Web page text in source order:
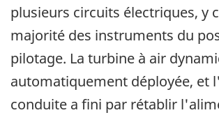
plusieurs circuits électriques, y
majorité des instruments du
pilotage. La turbine à air
automatiquement déployée, et
conduite a fini par rétablir